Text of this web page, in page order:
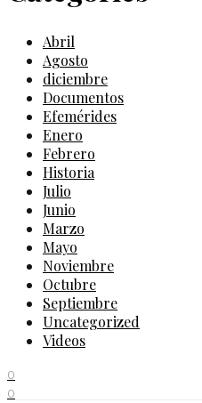
Abril
Agosto
diciembre
Documentos
Efemérides
Enero
Febrero
Historia
Julio
Junio
Marzo
Mayo
Noviembre
Octubre
Septiembre
Uncategorized
Videos
0
0